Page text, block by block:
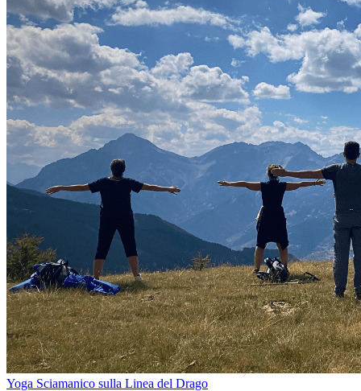
Yoga Sciamanico sulla Linea del Drago